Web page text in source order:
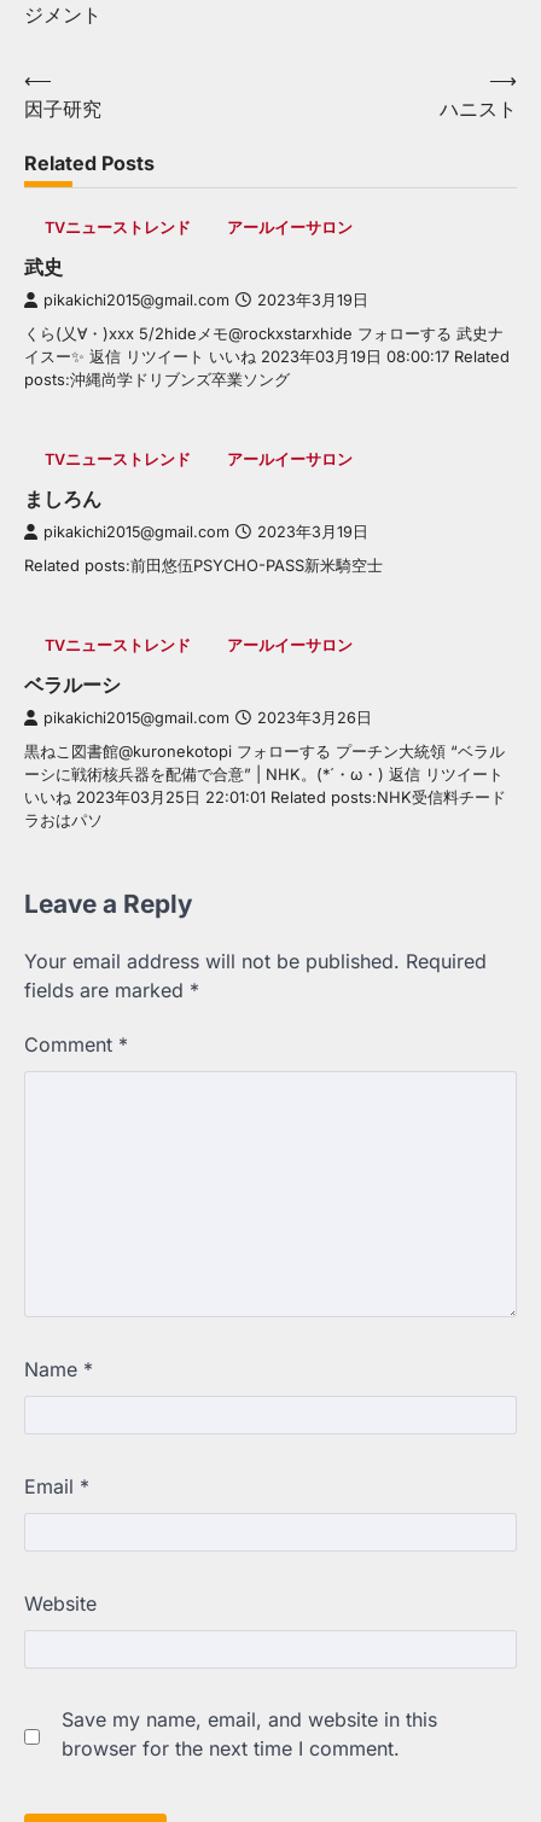
ジメント
Post
navigation
⟵
因子研究
ハニスト
⟶
Related Posts
TVニューストレンド アールイーサロン
武史
pikakichi2015@gmail.com 2023年3月19日
くら(乂∀・)xxx 5/2hideメモ@rockxstarxhide フォローする 武史ナ
イスー✨ 返信 リツイート いいね 2023年03月19日 08:00:17 Related
posts:沖縄尚学ドリブンズ卒業ソング
TVニューストレンド アールイーサロン
ましろん
pikakichi2015@gmail.com 2023年3月19日
Related posts:前田悠伍PSYCHO-PASS新米騎空士
TVニューストレンド アールイーサロン
ベラルーシ
pikakichi2015@gmail.com 2023年3月26日
黒ねこ図書館@kuronekotopi フォローする プーチン大統領 “ベラル
ーシに戦術核兵器を配備で合意” | NHK。(*´・ω・) 返信 リツイート
いいね 2023年03月25日 22:01:01 Related posts:NHK受信料チード
ラおはパソ
Leave a Reply
Your email address will not be published. Required
fields are marked *
Comment *
Name *
Email *
Website
Save my name, email, and website in this
browser for the next time I comment.